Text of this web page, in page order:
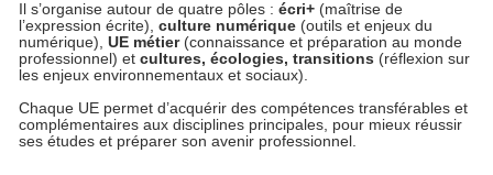
Il s’organise autour de quatre pôles :écri+ (maîtrise de
l’expression écrite),culture numérique (outils et enjeux du
numérique),UE métier(connaissance et préparation au monde
professionnel) etcultures, écologies, transitions (réflexion sur
les enjeux environnementaux et sociaux).
Chaque UE permet d’acquérir des compétences transférables et
complémentaires aux disciplines principales, pour mieux réussir
ses études et préparer son avenir professionnel.